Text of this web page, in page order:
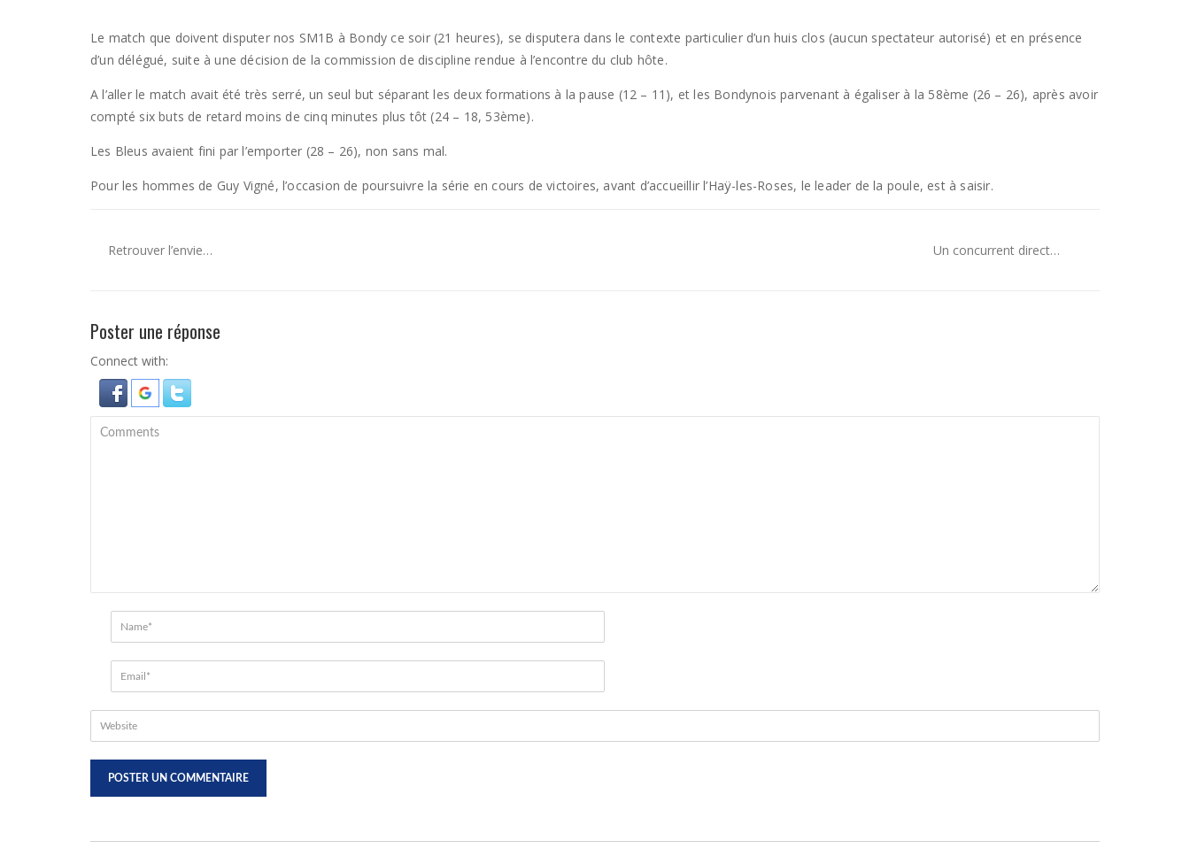
Le match que doivent disputer nos SM1B à Bondy ce soir (21 heures), se disputera dans le contexte particulier d’un huis clos (aucun spectateur autorisé) et en présence
d’un délégué, suite à une décision de la commission de discipline rendue à l’encontre du club hôte.
A l’aller le match avait été très serré, un seul but séparant les deux formations à la pause (12 – 11), et les Bondynois parvenant à égaliser à la 58ème (26 – 26), après avoir
compté six buts de retard moins de cinq minutes plus tôt (24 – 18, 53ème).
Les Bleus avaient fini par l’emporter (28 – 26), non sans mal.
Pour les hommes de Guy Vigné, l’occasion de poursuivre la série en cours de victoires, avant d’accueillir l’Haÿ-les-Roses, le leader de la poule, est à saisir.
Retrouver l’envie… Un concurrent direct…
Poster une réponse
Connect with: